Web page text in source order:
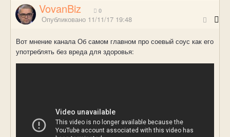
VovanBiz 0
Опубликовано 11/11/17 19:48
Вот мнение канала Об самом главном про соевый соус как его
употреблять без вреда для здоровья: